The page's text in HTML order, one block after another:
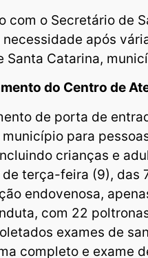
com o Secretário de
necessidade após
Santa Catarina,
do Centro de
de porta de
município para
crianças e
terça-feira (9), das
endovenosa,
com 22
exames de
completo e exame